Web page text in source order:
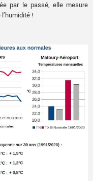
par le passé, elle mesure
!